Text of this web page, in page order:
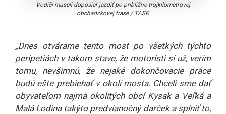
Vodiči museli doposiaľ jazdiť po približne trojkilometrovej
obchádzkovej trase/ TASR
„Dnes otvárame tento most po všetkých týchto
peripetiách v takom stave, že motoristi si už, verím
tomu, nevšimnú, že nejaké dokončovacie práce
budú ešte prebiehať v okolí mosta. Chceli sme dať
obyvateľom najmä okolitých obcí Kysak a Veľká a
Malá Lodina takýto predvianočný darček a splniť to,